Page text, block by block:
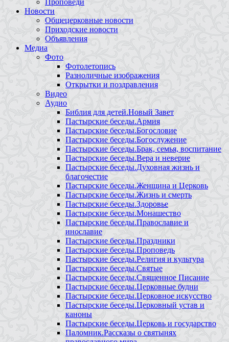
Проповеди
Новости
Общецерковные новости
Приходские новости
Объявления
Медиа
Фото
Фотолетопись
Разноличные изображения
Открытки и поздравления
Видео
Аудио
Библия для детей.Новый Завет
Пастырские беседы.Армия
Пастырские беседы.Богословие
Пастырские беседы.Богослужение
Пастырские беседы.Брак, семья, воспитание
Пастырские беседы.Вера и неверие
Пастырские беседы.Духовная жизнь и
благочестие
Пастырские беседы.Женщина и Церковь
Пастырские беседы.Жизнь и смерть
Пастырские беседы.Здоровье
Пастырские беседы.Монашество
Пастырские беседы.Православие и
инославие
Пастырские беседы.Праздники
Пастырские беседы.Проповедь
Пастырские беседы.Религия и культура
Пастырские беседы.Святые
Пастырские беседы.Священное Писание
Пастырские беседы.Церковные будни
Пастырские беседы.Церковное искусство
Пастырские беседы.Церковный устав и
каноны
Пастырские беседы.Церковь и государство
Паломник.Рассказы о святынях